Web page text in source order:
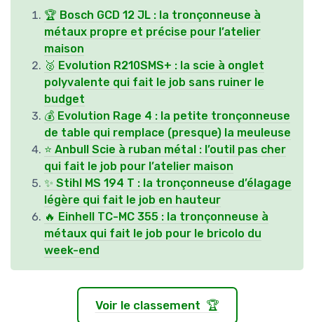
🏆 Bosch GCD 12 JL : la tronçonneuse à
métaux propre et précise pour l’atelier
maison
🥈 Evolution R210SMS+ : la scie à onglet
polyvalente qui fait le job sans ruiner le
budget
💰 Evolution Rage 4 : la petite tronçonneuse
de table qui remplace (presque) la meuleuse
⭐ Anbull Scie à ruban métal : l’outil pas cher
qui fait le job pour l’atelier maison
✨ Stihl MS 194 T : la tronçonneuse d’élagage
légère qui fait le job en hauteur
🔥 Einhell TC-MC 355 : la tronçonneuse à
métaux qui fait le job pour le bricolo du
week-end
Voir le classement 🏆